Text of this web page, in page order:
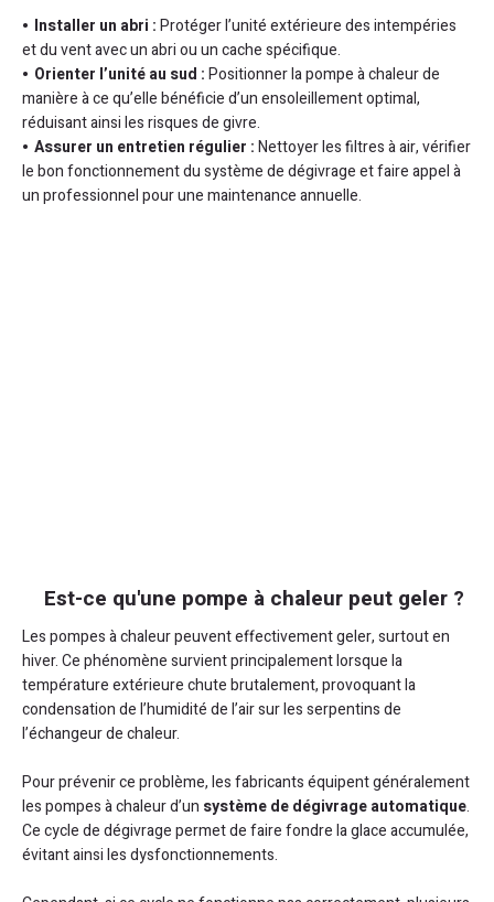
Installer un abri :Protéger l’unité extérieure des intempéries
et du vent avec un abri ou un cache spécifique.
Orienter l’unité au sud :Positionner la pompe à chaleur de
manière à ce qu’elle bénéficie d’un ensoleillement optimal,
réduisant ainsi les risques de givre.
Assurer un entretien régulier :Nettoyer les filtres à air, vérifier
le bon fonctionnement du système de dégivrage et faire appel à
un professionnel pour une maintenance annuelle.
Est-ce qu'une pompe à chaleur peut geler ?
Les pompes à chaleur peuvent effectivement geler, surtout en
hiver. Ce phénomène survient principalement lorsque la
température extérieure chute brutalement, provoquant la
condensation de l’humidité de l’air sur les serpentins de
l’échangeur de chaleur.
Pour prévenir ce problème, les fabricants équipent généralement
les pompes à chaleur d’un système de dégivrage automatique.
Ce cycle de dégivrage permet de faire fondre la glace accumulée,
évitant ainsi les dysfonctionnements.